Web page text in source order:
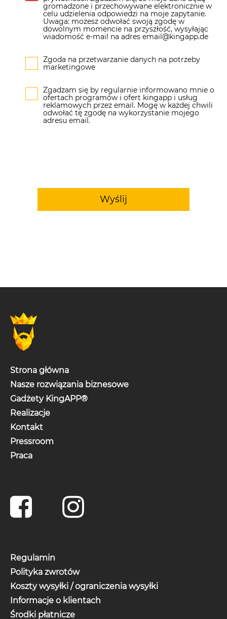
gromadzone i przechowywane elektronicznie w
celu udzielenia odpowiedzi na moje zapytanie.
Uwaga: możesz odwołać swoją zgodę w
dowolnym momencie na przyszłość, wysyłając
wiadomość e-mail na adres email@kingapp.de
Zgoda na przetwarzanie danych na potrzeby
marketingowe
Zgadzam się by regularnie informowano mnie o
ofertach programów i ofert kingapp i usług
reklamowych przez email. Mogę w każdej chwili
odwołać tę zgodę na wykorzystanie mojego
adresu email.
Wyślij
Strona główna
Nasze rozwiązania biznesowe
Gadżety KingAPP®
Realizacje
Kontakt
Pressroom
Praca
Regulamin
Polityka zwrotów
Koszty wysyłki / ograniczenia wysyłki
Informacje o klientach
Środki płatnicze